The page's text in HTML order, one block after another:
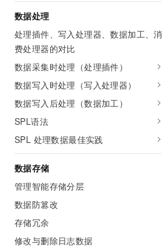
数据处理
处理插件、写入处理器、数据加工、消
费处理器的对比
数据采集时处理（处理插件）
数据写入时处理（写入处理器）
数据写入后处理（数据加工）
SPL语法
SPL 处理数据最佳实践
数据存储
管理智能存储分层
数据防篡改
存储冗余
修改与删除日志数据